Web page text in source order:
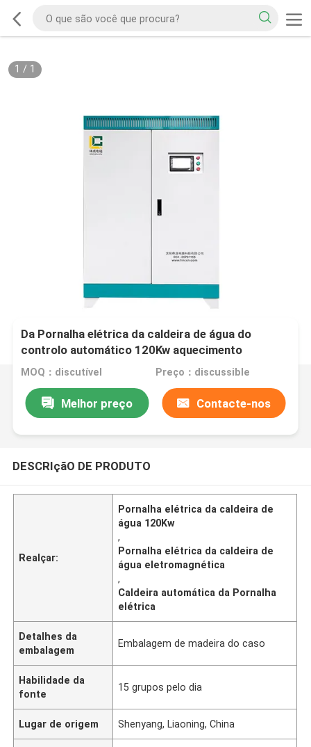
1 / 1
Da Pornalha elétrica da caldeira de água do
controlo automático 120Kw aquecimento
eletromagnético
MOQ：discutível Preço：discussible
Melhor preço Contacte-nos
DESCRIçãO DE PRODUTO
Realçar:
Pornalha elétrica da caldeira de
água 120Kw
,
Pornalha elétrica da caldeira de
água eletromagnética
,
Caldeira automática da Pornalha
elétrica
Detalhes da
embalagem
Embalagem de madeira do caso
Habilidade da
fonte
15 grupos pelo dia
Lugar de origem Shenyang, Liaoning, China